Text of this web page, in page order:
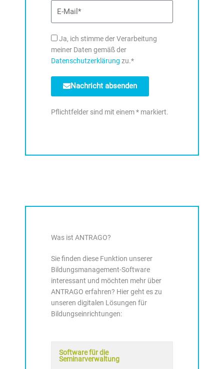
Mail
DSEJa, ich stimme der Verarbeitung
meiner Daten gemäß der
Datenschutzerklärung zu.*
Nachricht absenden
Pflichtfelder sind mit einem * markiert.
Was ist ANTRAGO?
Sie finden diese Funktion unserer
Bildungsmanagement-Software
interessant und möchten mehr über
ANTRAGO erfahren? Hier geht es zu
unseren digitalen Lösungen für
Bildungseinrichtungen:
Software für die
Seminarverwaltung